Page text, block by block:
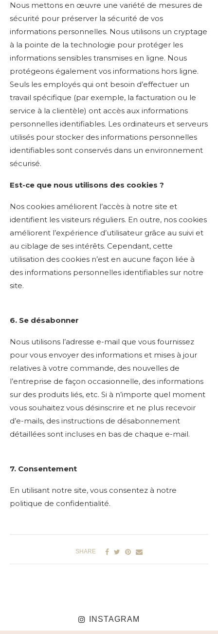
Nous mettons en œuvre une variété de mesures de
sécurité pour préserver la sécurité de vos
informations personnelles. Nous utilisons un cryptage
à la pointe de la technologie pour protéger les
informations sensibles transmises en ligne. Nous
protégeons également vos informations hors ligne.
Seuls les employés qui ont besoin d’effectuer un
travail spécifique (par exemple, la facturation ou le
service à la clientèle) ont accès aux informations
personnelles identifiables. Les ordinateurs et serveurs
utilisés pour stocker des informations personnelles
identifiables sont conservés dans un environnement
sécurisé.
Est-ce que nous utilisons des cookies ?
Nos cookies améliorent l’accès à notre site et
identifient les visiteurs réguliers. En outre, nos cookies
améliorent l’expérience d’utilisateur grâce au suivi et
au ciblage de ses intérêts. Cependant, cette
utilisation des cookies n’est en aucune façon liée à
des informations personnelles identifiables sur notre
site.
6. Se désabonner
Nous utilisons l’adresse e-mail que vous fournissez
pour vous envoyer des informations et mises à jour
relatives à votre commande, des nouvelles de
l’entreprise de façon occasionnelle, des informations
sur des produits liés, etc. Si à n’importe quel moment
vous souhaitez vous désinscrire et ne plus recevoir
d’e-mails, des instructions de désabonnement
détaillées sont incluses en bas de chaque e-mail.
7. Consentement
En utilisant notre site, vous consentez à notre
politique de confidentialité.
SHARE
INSTAGRAM